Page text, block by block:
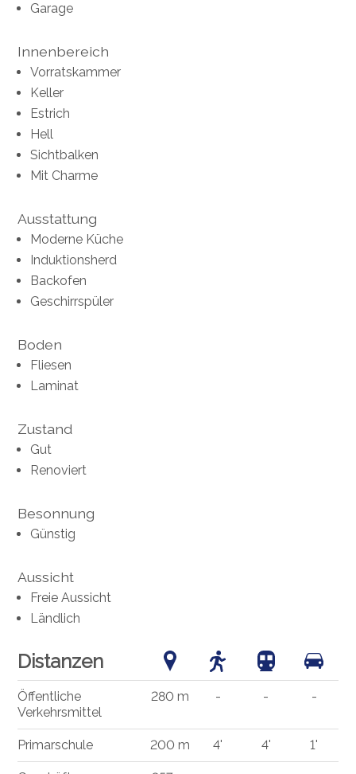
Garage
Innenbereich
Vorratskammer
Keller
Estrich
Hell
Sichtbalken
Mit Charme
Ausstattung
Moderne Küche
Induktionsherd
Backofen
Geschirrspüler
Boden
Fliesen
Laminat
Zustand
Gut
Renoviert
Besonnung
Günstig
Aussicht
Freie Aussicht
Ländlich
Distanzen
Öffentliche
Verkehrsmittel
280 m - - -
Primarschule 200 m 4' 4' 1'